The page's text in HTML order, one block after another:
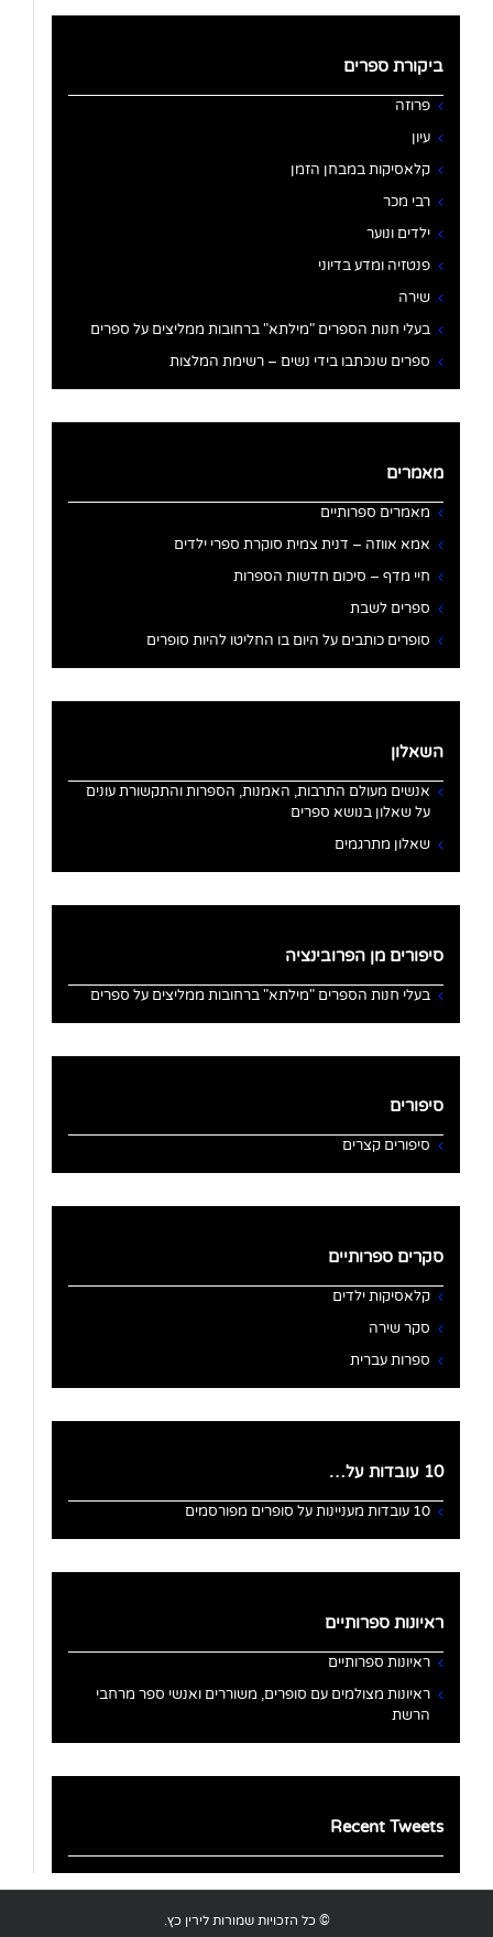
ביקורת ספרים
פרוזה
עיון
קלאסיקות במבחן הזמן
רבי מכר
ילדים ונוער
פנטזיה ומדע בדיוני
שירה
בעלי חנות הספרים "מילתא" ברחובות ממליצים על ספרים
ספרים שנכתבו בידי נשים – רשימת המלצות
מאמרים
מאמרים ספרותיים
אמא אווזה – דנית צמית סוקרת ספרי ילדים
חיי מדף – סיכום חדשות הספרות
ספרים לשבת
סופרים כותבים על היום בו החליטו להיות סופרים
השאלון
אנשים מעולם התרבות, האמנות, הספרות והתקשורת עונים
על שאלון בנושא ספרים
שאלון מתרגמים
סיפורים מן הפרובינציה
בעלי חנות הספרים "מילתא" ברחובות ממליצים על ספרים
סיפורים
סיפורים קצרים
סקרים ספרותיים
קלאסיקות ילדים
סקר שירה
ספרות עברית
10 עובדות על…
10 עובדות מעניינות על סופרים מפורסמים
ראיונות ספרותיים
ראיונות ספרותיים
ראיונות מצולמים עם סופרים, משוררים ואנשי ספר מרחבי
הרשת
Recent Tweets
© כל הזכויות שמורות לירין כץ.